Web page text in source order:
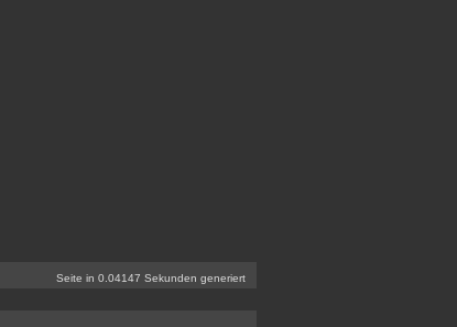
Seite in 0.04147 Sekunden generiert